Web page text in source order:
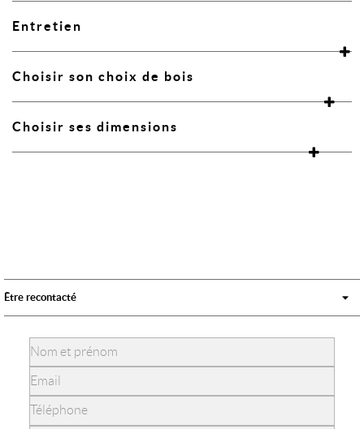
Entretien
Choisir son choix de bois
Choisir ses dimensions